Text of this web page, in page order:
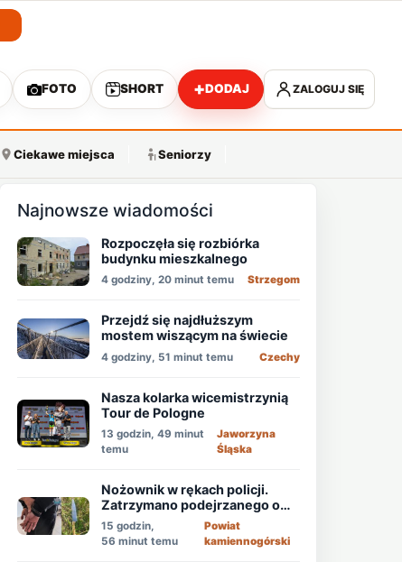
FOTO SHORT +DODAJ ZALOGUJ SIĘ
Ciekawe miejsca Seniorzy
Najnowsze wiadomości
Rozpoczęła się rozbiórka
budynku mieszkalnego
4 godziny, 20 minut temu Strzegom
Przejdź się najdłuższym
mostem wiszącym na świecie
4 godziny, 51 minut temu Czechy
Nasza kolarka wicemistrzynią
Tour de Pologne
13 godzin, 49 minut
temu
Jaworzyna
Śląska
Nożownik w rękach policji.
Zatrzymano podejrzanego o
usiłowanie zabójstwa!
15 godzin,
56 minut temu
Powiat
kamiennogórski